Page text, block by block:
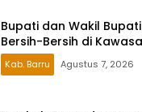
Bupati dan Wakil
Bersih-Bersih di
Kab. Barru Agustus 7, 2026